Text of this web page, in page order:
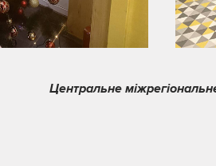
Центральне